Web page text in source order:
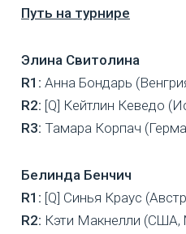
Путь на турнире
Элина Свитолина
R1: Анна Бондарь
R2: [Q] Кейтлин Кеведо
R3: Тамара Корпач
Белинда Бенчич
R1: [Q] Синья Краус
R2: Кэти Макнелли (США,